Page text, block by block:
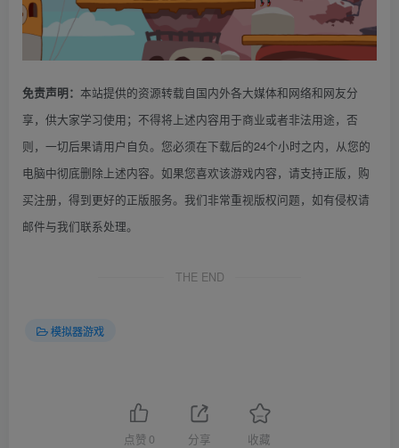
免责声明： 本站提供的资源转载自国内外各大媒体和网络和网友分
享，供大家学习使用；不得将上述内容用于商业或者非法用途，否
则，一切后果请用户自负。您必须在下载后的24个小时之内，从您的
电脑中彻底删除上述内容。如果您喜欢该游戏内容，请支持正版，购
买注册，得到更好的正版服务。我们非常重视版权问题，如有侵权请
邮件与我们联系处理。
THE END
模拟器游戏
点赞 0 分享 收藏